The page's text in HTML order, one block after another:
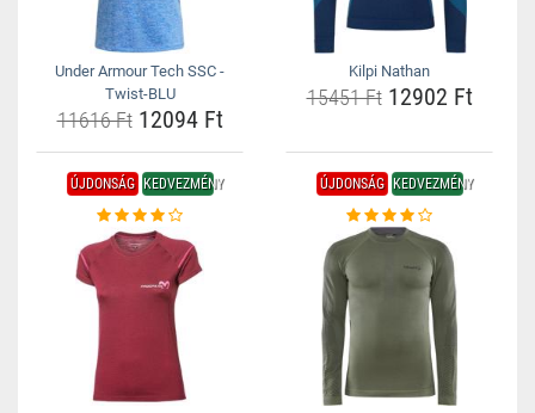
Under Armour Tech SSC -
Twist-BLU
11616 Ft12094 Ft
Kilpi Nathan
15451 Ft12902 Ft
ÚJDONSÁG KEDVEZMÉNY ÚJDONSÁG KEDVEZMÉNY